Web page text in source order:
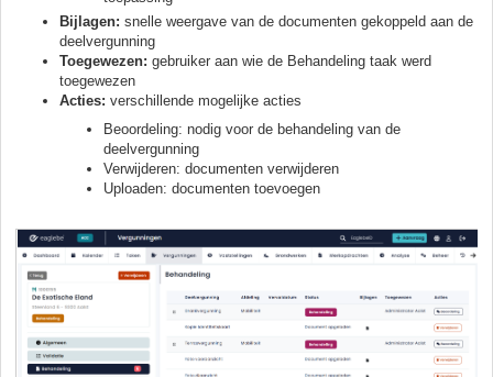
Bijlagen: snelle weergave van de documenten gekoppeld aan de
deelvergunning
Toegewezen: gebruiker aan wie de Behandeling taak werd
toegewezen
Acties: verschillende mogelijke acties
Beoordeling: nodig voor de behandeling van de
deelvergunning
Verwijderen: documenten verwijderen
Uploaden: documenten toevoegen